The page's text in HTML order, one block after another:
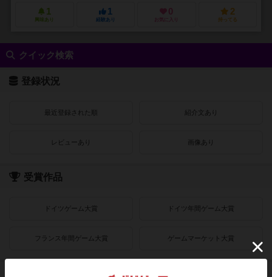
1
興味あり
1
経験あり
0
お気に入り
2
持ってる
クイック検索
登録状況
最近登録された順 紹介文あり
レビューあり 画像あり
受賞作品
ドイツゲーム大賞 ドイツ年間ゲーム大賞
フランス年間ゲーム大賞 ゲームマーケット大賞